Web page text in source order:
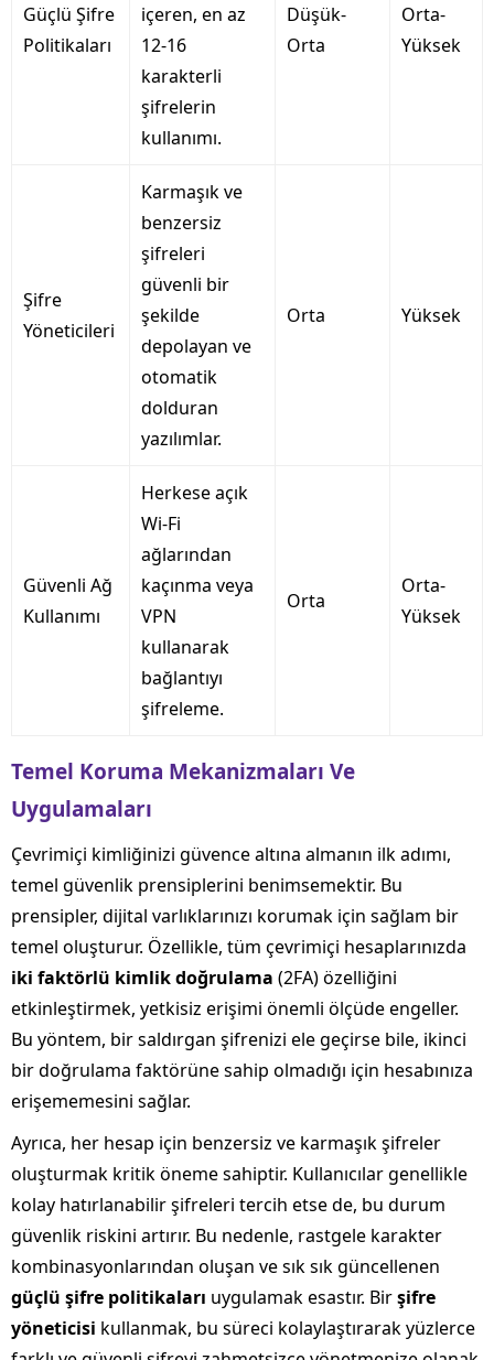
Güçlü Şifre
Politikaları
içeren, en az
12-16
karakterli
şifrelerin
kullanımı.
Düşük-
Orta
Orta-
Yüksek
Şifre
Yöneticileri
Karmaşık ve
benzersiz
şifreleri
güvenli bir
şekilde
depolayan ve
otomatik
dolduran
yazılımlar.
Orta Yüksek
Güvenli Ağ
Kullanımı
Herkese açık
Wi-Fi
ağlarından
kaçınma veya
VPN
kullanarak
bağlantıyı
şifreleme.
Orta
Orta-
Yüksek
Temel Koruma Mekanizmaları Ve
Uygulamaları
Çevrimiçi kimliğinizi güvence altına almanın ilk adımı,
temel güvenlik prensiplerini benimsemektir. Bu
prensipler, dijital varlıklarınızı korumak için sağlam bir
temel oluşturur. Özellikle, tüm çevrimiçi hesaplarınızda
iki faktörlü kimlik doğrulama (2FA) özelliğini
etkinleştirmek, yetkisiz erişimi önemli ölçüde engeller.
Bu yöntem, bir saldırgan şifrenizi ele geçirse bile, ikinci
bir doğrulama faktörüne sahip olmadığı için hesabınıza
erişememesini sağlar.
Ayrıca, her hesap için benzersiz ve karmaşık şifreler
oluşturmak kritik öneme sahiptir. Kullanıcılar genellikle
kolay hatırlanabilir şifreleri tercih etse de, bu durum
güvenlik riskini artırır. Bu nedenle, rastgele karakter
kombinasyonlarından oluşan ve sık sık güncellenen
güçlü şifre politikaları uygulamak esastır. Birşifre
yöneticisi kullanmak, bu süreci kolaylaştırarak yüzlerce